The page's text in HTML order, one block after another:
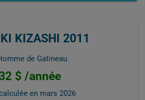
KIZASHI 2011
de Gatineau
$ /année
en mars 2026